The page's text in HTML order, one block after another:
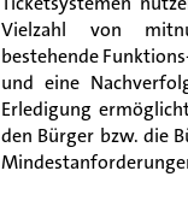
Vielzahl von
bestehende
und eine
Erledigung
den Bürger bzw. die